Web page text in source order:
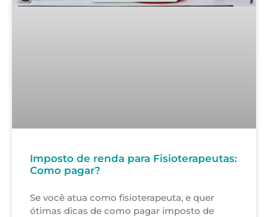
Imposto de renda para Fisioterapeutas:
Como pagar?
Se você atua como fisioterapeuta, e quer
ótimas dicas de como pagar imposto de